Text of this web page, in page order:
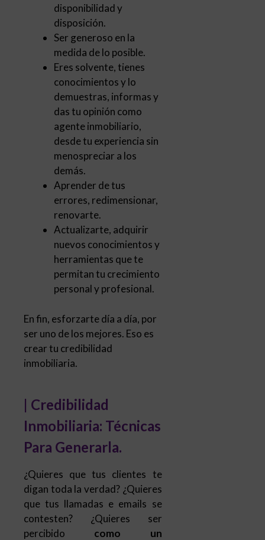
disponibilidad y
disposición.
Ser generoso en la
medida de lo posible.
Eres solvente, tienes
conocimientos y lo
demuestras, informas y
das tu opinión como
agente inmobiliario,
desde tu experiencia sin
menospreciar a los
demás.
Aprender de tus
errores, redimensionar,
renovarte.
Actualizarte, adquirir
nuevos conocimientos y
herramientas que te
permitan tu crecimiento
personal y profesional.
En fin, esforzarte día a día, por
ser uno de los mejores. Eso es
crear tu credibilidad
inmobiliaria.
| Credibilidad
Inmobiliaria: Técnicas
Para Generarla.
¿Quieres que tus clientes te
digan toda la verdad? ¿Quieres
que tus llamadas e emails se
contesten? ¿Quieres ser
percibido como un